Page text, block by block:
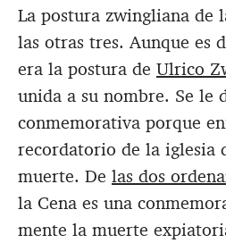
La postura zwingliana de
las otras tres. Aunque es
era la postura de Ulrico
unida a su nombre. Se le
conmemorativa porque
recordatorio de la iglesia
muerte. De las dos
la Cena es una
mente la muerte